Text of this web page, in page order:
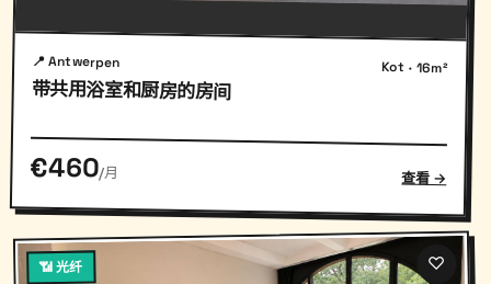
📍 Antwerpen Kot · 16m²
带共用浴室和厨房的房间
€460/月 查看 →
📶 光纤 ♡